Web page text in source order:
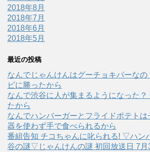
2018年8月
2018年7月
2018年6月
2018年5月
最近の投稿
なんでじゃんけんはグーチョキパーな
ビに勝ったから
なんで渋谷に人が集まるようになった？
たから
なんでハンバーガーとフライドポテトは
器を使わず手で食べられるから
番組告知 チコちゃんに叱られる! ▽ハン
谷の謎▽じゃんけんの謎 初回放送日 7月